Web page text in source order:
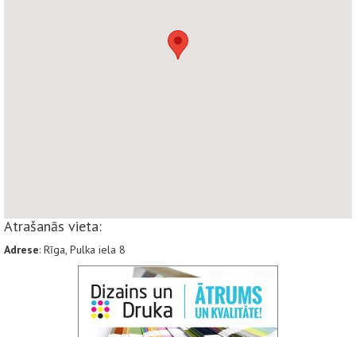
Atrašanās vieta:
Adrese: Rīga, Pulka iela 8